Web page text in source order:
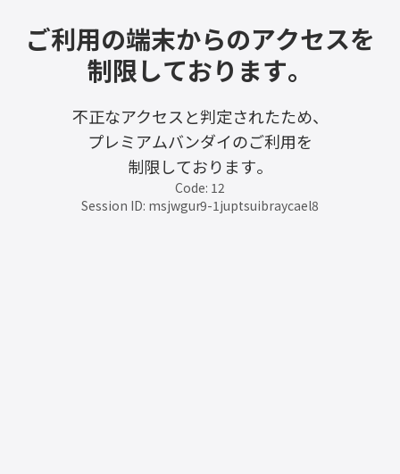
ご利用の端末からのアクセスを
制限しております。
不正なアクセスと判定されたため、
プレミアムバンダイのご利用を
制限しております。
Code: 12
Session ID: msjwgur9-1juptsuibraycael8